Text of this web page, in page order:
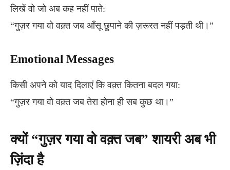
लिखें वो जो अब कह नहीं पाते:
“गुज़र गया वो वक़्त जब आँसू छुपाने की ज़रूरत नहीं पड़ती थी।”
Emotional Messages
किसी अपने को याद दिलाएं कि वक़्त कितना बदल गया:
“गुज़र गया वो वक़्त जब तेरा होना ही सब कुछ था।”
क्यों “गुज़र गया वो वक़्त जब” शायरी अब भी
ज़िंदा है